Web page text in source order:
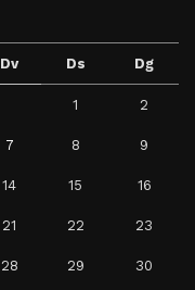
Dv Ds Dg
1 2
7 8 9
14 15 16
21 22 23
28 29 30